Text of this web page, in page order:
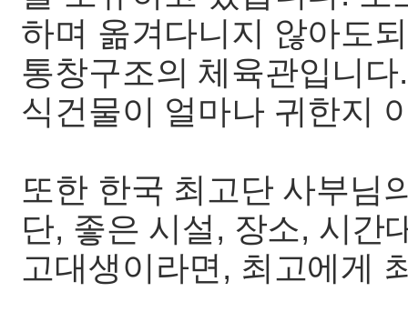
하며 옮겨다니지 않아도
통창구조의 체육관입니
식건물이 얼마나 귀한지
또한 한국 최고단 사부님
단, 좋은 시설, 장소, 시간
고대생이라면, 최고에게